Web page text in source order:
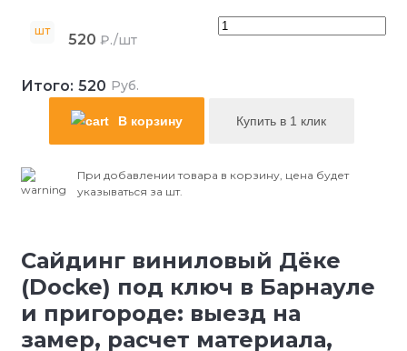
шт
520 ₽./шт
Итого: 520 Руб.
В корзину Купить в 1 клик
При добавлении товара в корзину, цена будет
указываться за шт.
Сайдинг виниловый Дёке
(Docke) под ключ в Барнауле
и пригороде: выезд на
замер, расчет материала,